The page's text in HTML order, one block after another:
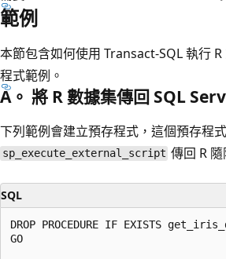
範例
本節包含如何使用 Transact-SQL 執行
程式範例。
A。 將 R 數據集傳回 SQL
下列範例會建立預存程式，這個預存程
sp_execute_external_script 傳回 R
SQL
DROP PROCEDURE IF EXISTS
GO